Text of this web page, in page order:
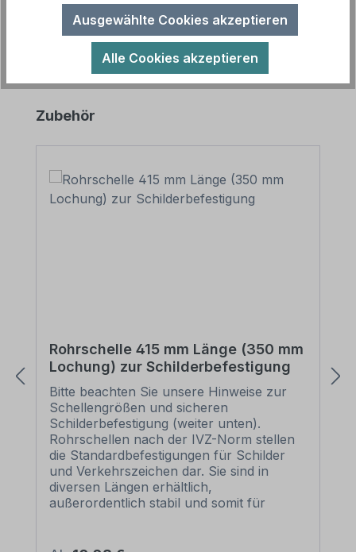
Produktgalerie überspringen
Zubehör
Rohrschelle 415 mm Länge (350 mm
Lochung) zur Schilderbefestigung
Bitte beachten Sie unsere Hinweise zur
Schellengrößen und sicheren
Schilderbefestigung (weiter unten).
Rohrschellen nach der IVZ-Norm stellen
die Standardbefestigungen für Schilder
und Verkehrszeichen dar. Sie sind in
diversen Längen erhältlich,
außerordentlich stabil und somit für
Ausgewählte Cookies akzeptieren
Alle Cookies akzeptieren